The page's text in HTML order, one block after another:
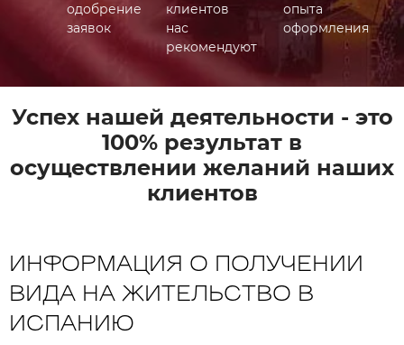
одобрение
заявок
опыта
оформления
клиентов
нас
рекомендуют
Успех нашей деятельности - это
100% результат в
осуществлении желаний наших
клиентов
ИНФОРМАЦИЯ О ПОЛУЧЕНИИ
ВИДА НА ЖИТЕЛЬСТВО В
ИСПАНИЮ